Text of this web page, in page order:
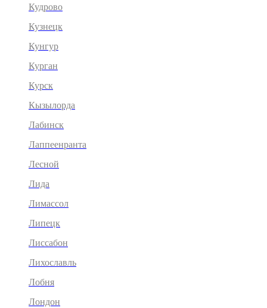
Кудрово
Кузнецк
Кунгур
Курган
Курск
Кызылорда
Лабинск
Лаппеенранта
Лесной
Лида
Лимассол
Липецк
Лиссабон
Лихославль
Лобня
Лондон